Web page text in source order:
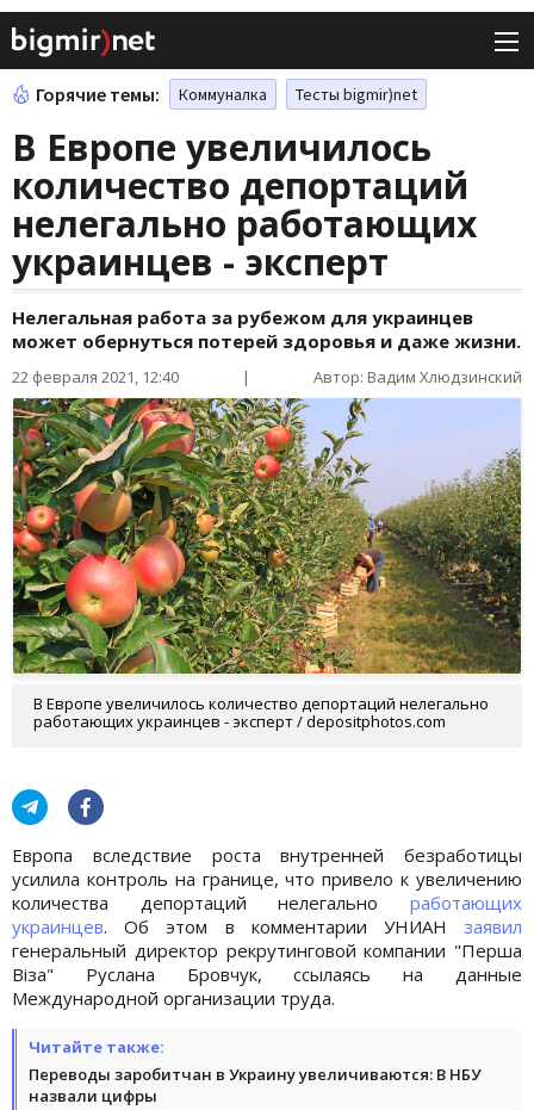
Горячие темы: Коммуналка Тесты bigmir)net
В Европе увеличилось
количество депортаций
нелегально работающих
украинцев - эксперт
Нелегальная работа за рубежом для украинцев
может обернуться потерей здоровья и даже жизни.
22 февраля 2021, 12:40 | Автор: Вадим Хлюдзинский
В Европе увеличилось количество депортаций нелегально
работающих украинцев - эксперт / depositphotos.com
Европа вследствие роста внутренней безработицы
усилила контроль на границе, что привело к увеличению
количества депортаций нелегально работающих
украинцев. Об этом в комментарии УНИАН заявил
генеральный директор рекрутинговой компании "Перша
Віза" Руслана Бровчук, ссылаясь на данные
Международной организации труда.
Читайте также:
Переводы заробитчан в Украину увеличиваются: В НБУ
назвали цифры